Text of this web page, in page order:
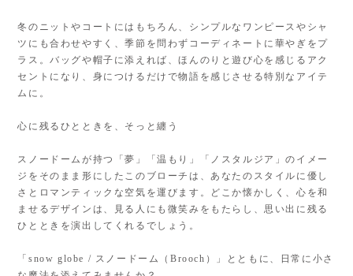
冬のニットやコートにはもちろん、シンプルなワンピースやシャ
ツにも合わせやすく、季節を問わずコーディネートに華やぎをプ
ラス。バッグや帽子に添えれば、ほんのりと遊び心を感じるアク
セントになり、身につけるだけで物語を感じさせる特別なアイテ
ムに。
心に残るひとときを、そっと纏う
スノードームが持つ「夢」「温もり」「ノスタルジア」のイメー
ジをそのまま形にしたこのブローチは、あなたのスタイルに優し
さとロマンティックな空気を運びます。どこか懐かしく、心を和
ませるデザインは、見る人にも微笑みをもたらし、思い出に残る
ひとときを演出してくれるでしょう。
「snow globe / スノードーム（Brooch）」とともに、日常に小さ